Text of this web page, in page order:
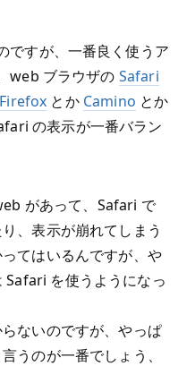
ですが、一番良く使うア
web ブラウザの Safari
Firefox とか Camino とか
の表示が一番バラン
があって、Safari で
、表示が崩れてしまう
てはいるんですが、や
Safari を使うようになっ
ないのですが、やっぱ
うのが一番でしょう、